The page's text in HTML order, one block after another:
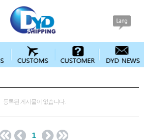
등록된 게시물이 없습니다.
1